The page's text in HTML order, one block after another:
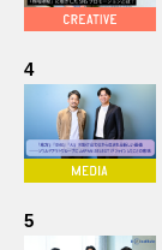
4
5